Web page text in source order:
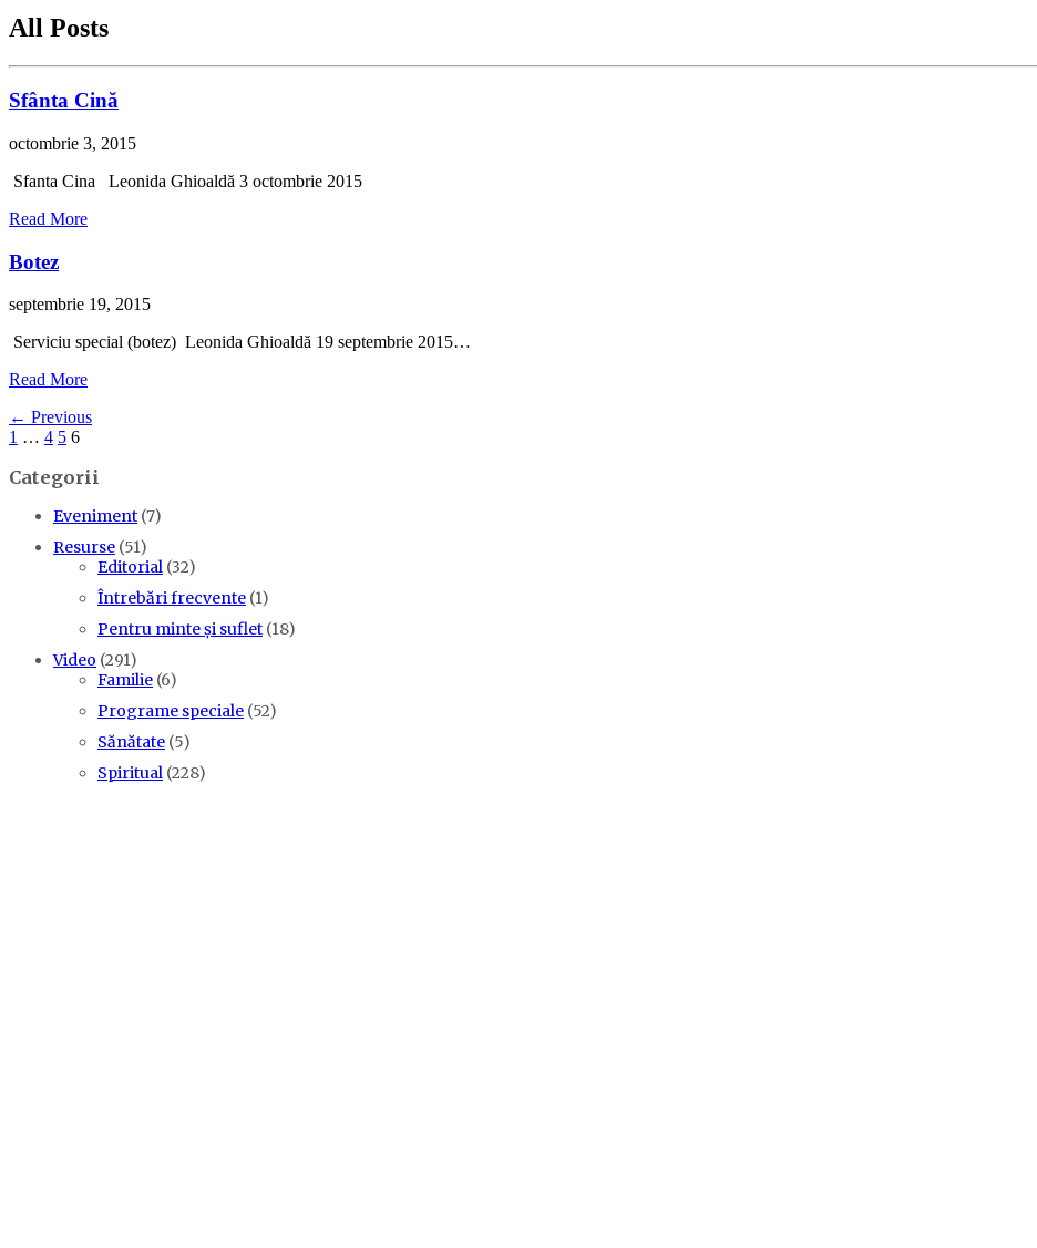
All Posts
Sfânta Cină
octombrie 3, 2015
Sfanta Cina Leonida Ghioaldă 3 octombrie 2015
Read More
Botez
septembrie 19, 2015
Serviciu special (botez) Leonida Ghioaldă 19 septembrie 2015…
Read More
← Previous
1 … 4 5 6
Categorii
Eveniment (7)
Resurse (51)
Editorial (32)
Întrebări frecvente (1)
Pentru minte și suflet (18)
Video (291)
Familie (6)
Programe speciale (52)
Sănătate (5)
Spiritual (228)